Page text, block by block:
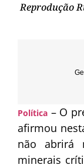
Reprodução
Política – O
afirmou
não abrirá
minerais